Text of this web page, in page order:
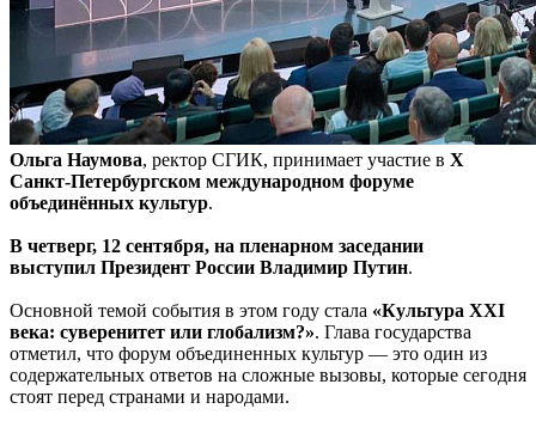
Ольга Наумова, ректор СГИК, принимает участие в Х
Санкт-Петербургском международном форуме
объединённых культур.
В четверг, 12 сентября, на пленарном заседании
выступил Президент России Владимир Путин.
Основной темой события в этом году стала «Культура XXI
века: суверенитет или глобализм?». Глава государства
отметил, что форум объединенных культур — это один из
содержательных ответов на сложные вызовы, которые сегодня
стоят перед странами и народами.